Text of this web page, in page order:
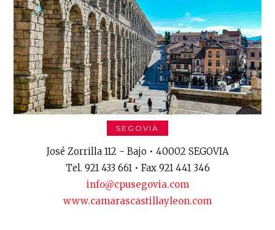
SEGOVIA
José Zorrilla 112 - Bajo • 40002 SEGOVIA
Tel. 921 433 661 • Fax 921 441 346
info@cpusegovia.com
www.camarascastillayleon.com